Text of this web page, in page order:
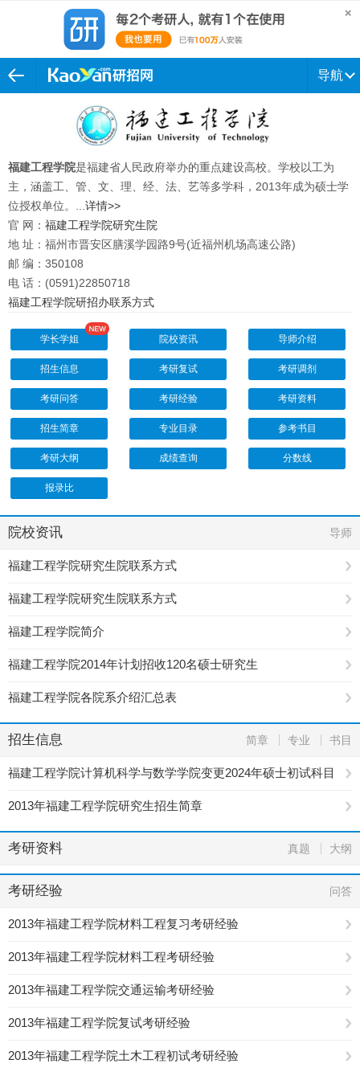
导航
福建工程学院是福建省人民政府举办的重点建设高校。学校以工为
主，涵盖工、管、文、理、经、法、艺等多学科，2013年成为硕士学
位授权单位。... 详情>>
官 网： 福建工程学院研究生院
地 址：福州市晋安区膳溪学园路9号(近福州机场高速公路)
邮 编：350108
电 话：(0591)22850718
福建工程学院研招办联系方式
学长学姐 院校资讯 导师介绍
招生信息 考研复试 考研调剂
考研问答 考研经验 考研资料
招生简章 专业目录 参考书目
考研大纲 成绩查询 分数线
报录比
院校资讯 导师
福建工程学院研究生院联系方式
福建工程学院研究生院联系方式
福建工程学院简介
福建工程学院2014年计划招收120名硕士研究生
福建工程学院各院系介绍汇总表
招生信息 简章 专业 书目
福建工程学院计算机科学与数学学院变更2024年硕士初试科目
公告
2013年福建工程学院研究生招生简章
考研资料 真题 大纲
考研经验 问答
2013年福建工程学院材料工程复习考研经验
2013年福建工程学院材料工程考研经验
2013年福建工程学院交通运输考研经验
2013年福建工程学院复试考研经验
2013年福建工程学院土木工程初试考研经验